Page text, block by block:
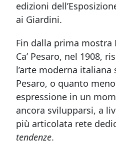
edizioni
ai Giardini.
Fin dalla prima mostra
Ca’ Pesaro, nel 1908,
l’arte moderna italiana
Pesaro, o quanto
espressione in un
ancora svilupparsi, a
più articolata rete
tendenze.